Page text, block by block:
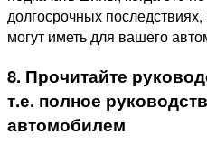
долгосрочных
могут иметь для вашего
8. Прочитайте
т.е. полное
автомобилем